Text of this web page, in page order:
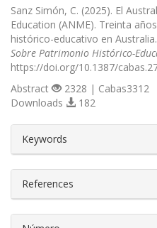
Sanz Simón, C. (2025). El
Education (ANME). Treinta
histórico-educativo en Australia.
Sobre Patrimonio Histórico-
https://doi.org/10.1387/
Abstract
2328 | Cabas3312
Downloads
182
Keywords
References